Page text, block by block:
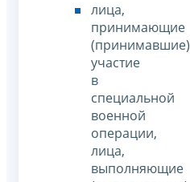
лица,
принимающие
(принимавшие)
участие
в
специальной
военной
операции,
лица,
выполняющие